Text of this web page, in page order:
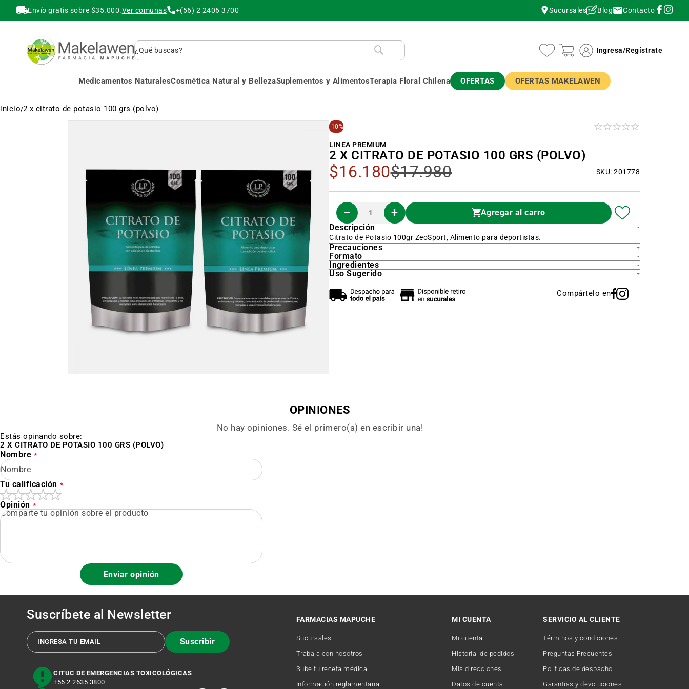
Envío gratis sobre $35.000.Ver comunas +(56) 2 2406 3700 Sucursales Blog Contacto
Buscar
Ingresa/Regístrate
Medicamentos NaturalesCosmética Natural y BellezaSuplementos y AlimentosTerapia Floral Chilena OFERTAS OFERTAS MAKELAWEN
inicio 2 x citrato de potasio 100 grs (polvo)
LINEA PREMIUM
Precio
Especial
$16.180$17.980 SKU: 201778
2 X CITRATO DE POTASIO 100 GRS (POLVO)
-10%
Agregar al carro
Descripción
Citrato de Potasio 100gr ZeoSport, Alimento para deportistas.
Precauciones
Formato
Ingredientes
Uso Sugerido
Compártelo en
OPINIONES
No hay opiniones. Sé el primero(a) en escribir una!
Estás opinando sobre:
2 X CITRATO DE POTASIO 100 GRS (POLVO)
Nombre
Tu calificación
Opinión
Enviar opinión
Suscríbete al Newsletter
Suscribir
CITUC DE EMERGENCIAS TOXICOLÓGICAS
+56 2 2635 3800
FARMACIAS MAPUCHE
Sucursales
Trabaja con nosotros
Sube tu receta médica
Información reglamentaria
MI CUENTA
Mi cuenta
Historial de pedidos
Mis direcciones
Datos de cuenta
SERVICIO AL CLIENTE
Términos y condiciones
Preguntas Frecuentes
Políticas de despacho
Garantías y devoluciones